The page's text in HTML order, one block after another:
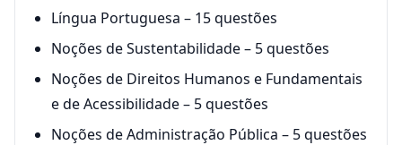
Língua Portuguesa – 15 questões
Noções de Sustentabilidade – 5 questões
Noções de Direitos Humanos e Fundamentais
e de Acessibilidade – 5 questões
Noções de Administração Pública – 5 questões